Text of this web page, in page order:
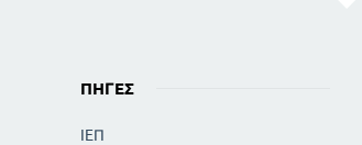
ΠΗΓΈΣ
ΙΕΠ